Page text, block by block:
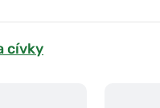
cívky